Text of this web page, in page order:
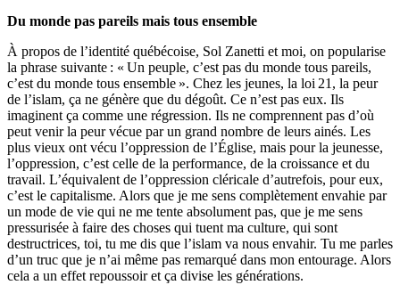
Du monde pas pareils mais tous ensemble
À propos de l’identité québécoise, Sol Zanetti et moi, on popularise
la phrase suivante : « Un peuple, c’est pas du monde tous pareils,
c’est du monde tous ensemble ». Chez les jeunes, la loi 21, la peur
de l’islam, ça ne génère que du dégoût. Ce n’est pas eux. Ils
imaginent ça comme une régression. Ils ne comprennent pas d’où
peut venir la peur vécue par un grand nombre de leurs ainés. Les
plus vieux ont vécu l’oppression de l’Église, mais pour la jeunesse,
l’oppression, c’est celle de la performance, de la croissance et du
travail. L’équivalent de l’oppression cléricale d’autrefois, pour eux,
c’est le capitalisme. Alors que je me sens complètement envahie par
un mode de vie qui ne me tente absolument pas, que je me sens
pressurisée à faire des choses qui tuent ma culture, qui sont
destructrices, toi, tu me dis que l’islam va nous envahir. Tu me parles
d’un truc que je n’ai même pas remarqué dans mon entourage. Alors
cela a un effet repoussoir et ça divise les générations.